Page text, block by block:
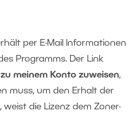
per E-Mail Informationen
Programms. Der Link
meinem Konto zuweisen,
muss, um den Erhalt der
weist die Lizenz dem Zoner-